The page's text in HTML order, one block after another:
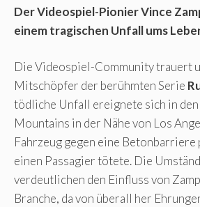
Der Videospiel-Pionier Vince
einem tragischen Unfall ums
Die Videospiel-Community trauert
Mitschöpfer der berühmten Serie
tödliche Unfall ereignete sich in den
Mountains in der Nähe von Los
Fahrzeug gegen eine Betonbarriere
einen Passagier tötete. Die
verdeutlichen den Einfluss von
Branche, da von überall her